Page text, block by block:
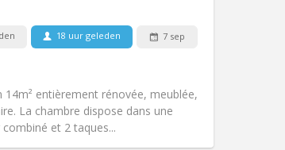
18 uur geleden 7 sep
entièrement rénovée, meublée,
La chambre dispose dans une
et 2 taques...
Ernstig, rustig, hartelijk
Nee